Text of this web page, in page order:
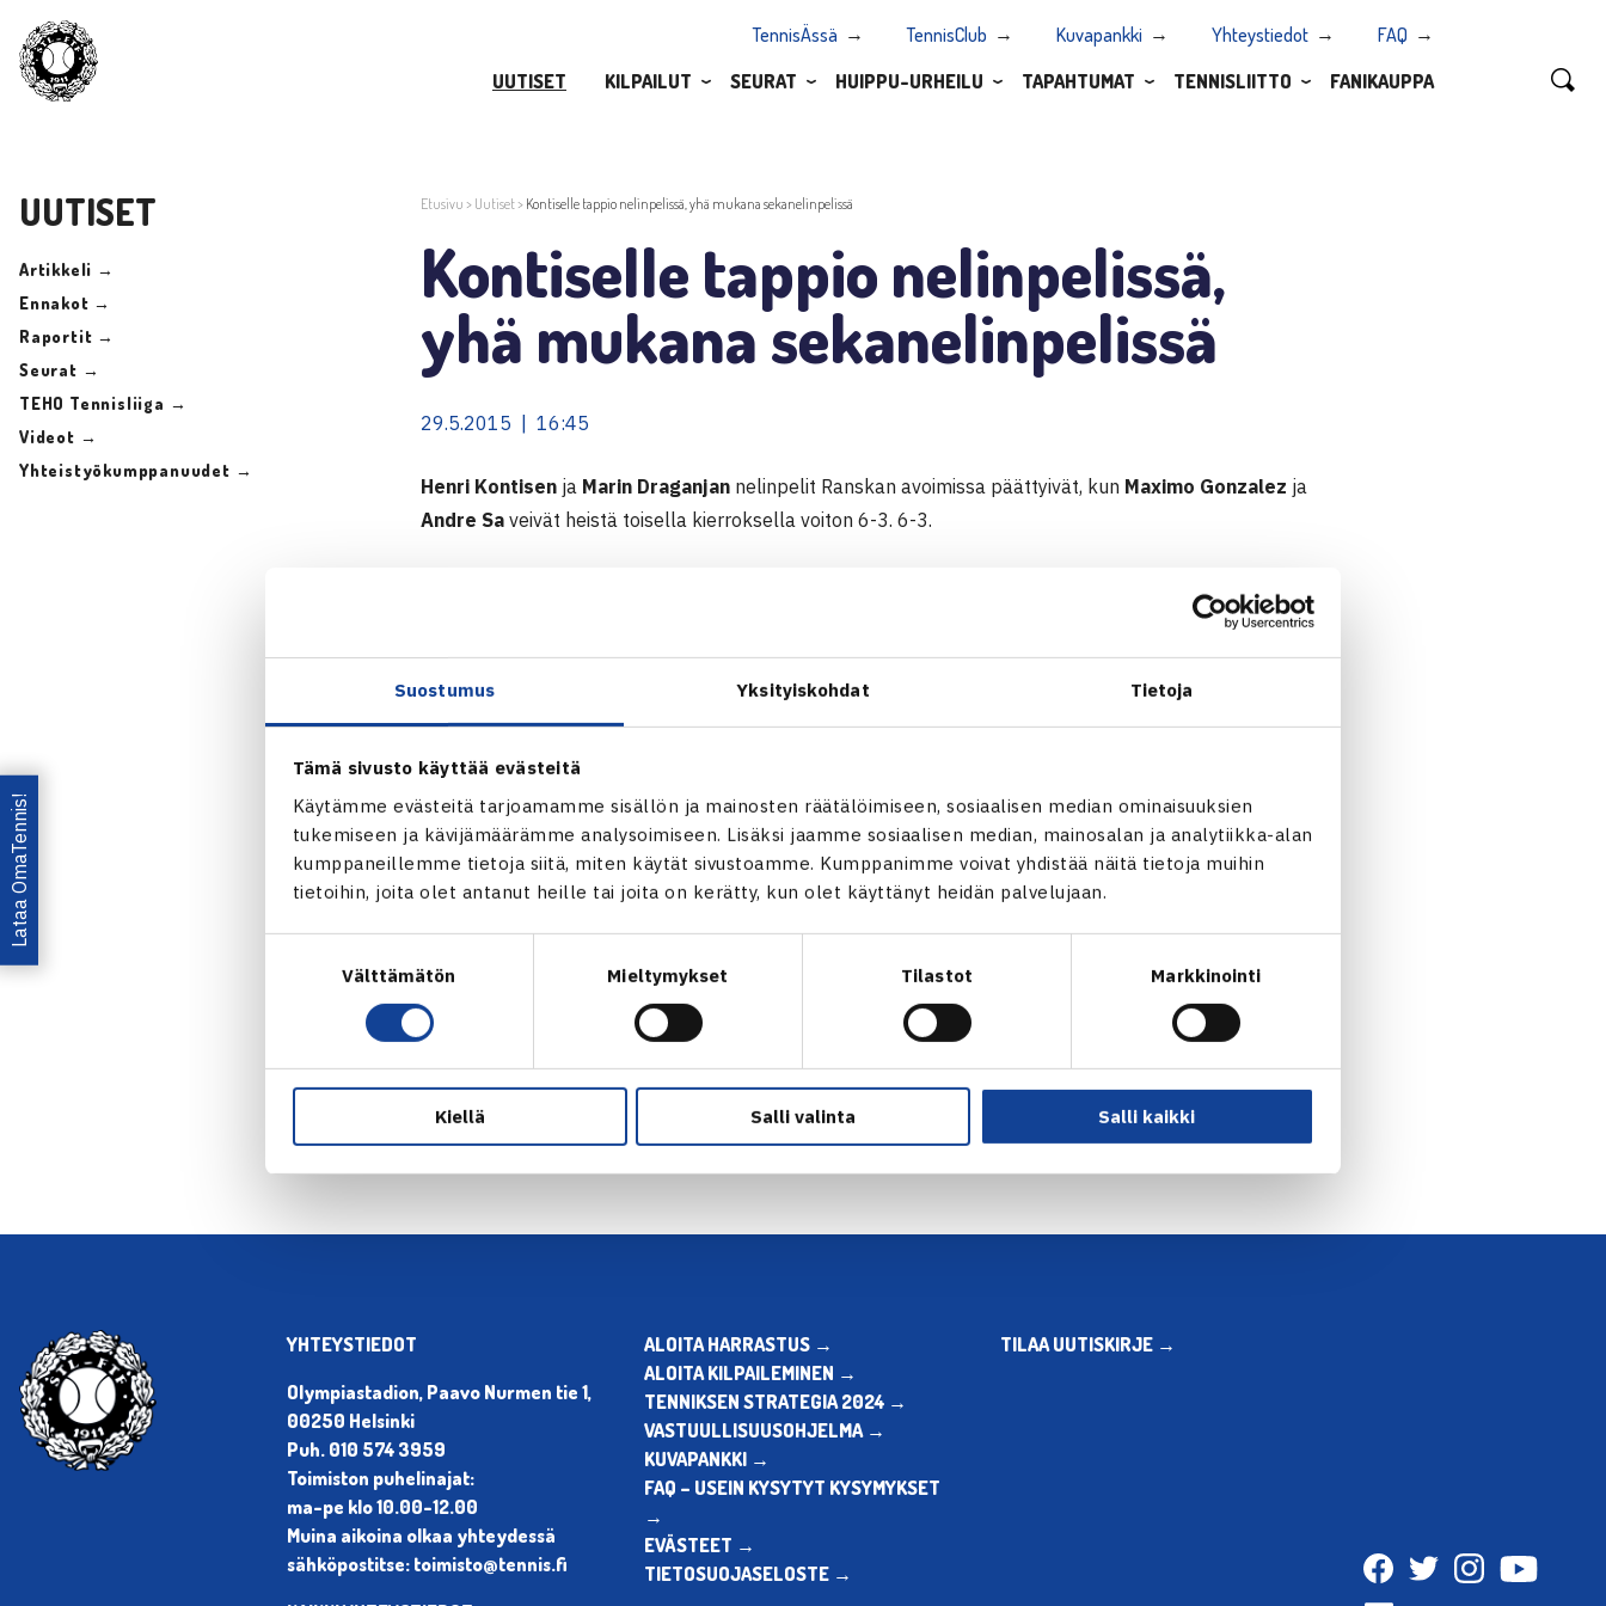
Suostumus Yksityiskohdat Tietoja
Tämä sivusto käyttää evästeitä
Käytämme evästeitä tarjoamamme sisällön ja mainosten räätälöimiseen, sosiaalisen median ominaisuuksien
tukemiseen ja kävijämäärämme analysoimiseen. Lisäksi jaamme sosiaalisen median, mainosalan ja analytiikka-alan
kumppaneillemme tietoja siitä, miten käytät sivustoamme. Kumppanimme voivat yhdistää näitä tietoja muihin
tietoihin, joita olet antanut heille tai joita on kerätty, kun olet käyttänyt heidän palvelujaan.
Välttämätön Mieltymykset Tilastot Markkinointi
Kiellä Salli valinta Salli kaikki
TennisÄssä TennisClub Kuvapankki Yhteystiedot
FAQ
UUTISET
KILPAILUT SEURAT HUIPPU-URHEILU TAPAHTUMAT TENNISLIITTO FANIKAUPPA
UUTISET
Artikkeli →
Ennakot →
Raportit →
Seurat →
TEHO Tennisliiga →
Videot →
Yhteistyökumppanuudet →
Etusivu > Uutiset> Kontiselle tappio nelinpelissä, yhä mukana sekanelinpelissä
Kontiselle tappio nelinpelissä,
yhä mukana sekanelinpelissä
29.5.2015 | 16:45
Henri Kontisen ja Marin Draganjan nelinpelit Ranskan avoimissa päättyivät, kun Maximo Gonzalez ja
Andre Sa veivät heistä toisella kierroksella voiton 6-3. 6-3.
– Varovaisuus ei istu tyyliimme, Kontinen kertoi maaliskuussa Tennislehdelle.
sekanelinpelissä otteitaan Kiinan
Jaa:
← Edellinen Seuraava uutinen: Henri Kontinen sekanelinpelin… →
Lataa OmaTennis!
YHTEYSTIEDOT
Olympiastadion, Paavo Nurmen tie 1,
00250 Helsinki
Puh. 010 574 3959
Toimiston puhelinajat:
ma-pe klo 10.00-12.00
Muina aikoina olkaa yhteydessä
sähköpostitse: toimisto@tennis.fi
ALOITA HARRASTUS →
ALOITA KILPAILEMINEN →
TENNIKSEN STRATEGIA 2024 →
VASTUULLISUUSOHJELMA →
KUVAPANKKI →
FAQ – USEIN KYSYTYT KYSYMYKSET
→
EVÄSTEET →
TIETOSUOJASELOSTE →
TILAA UUTISKIRJE →